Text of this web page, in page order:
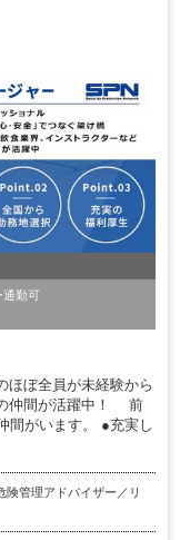
通勤可
ぼ全員が未経験から
仲間が活躍中！ 前
間がいます。 ●充実し
管理アドバイザー／リ